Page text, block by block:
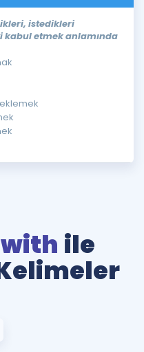
istedikleri
etmek anlamında
ile